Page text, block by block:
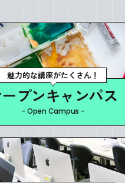
魅力的な講座がたくさん！
プンキャンパス
- Open Campus -